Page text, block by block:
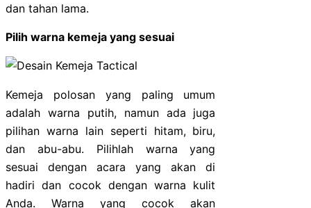
dan tahan lama.
Pilih warna kemeja yang sesuai
Kemeja polosan yang paling umum
adalah warna putih, namun ada juga
pilihan warna lain seperti hitam, biru,
dan abu-abu. Pilihlah warna yang
sesuai dengan acara yang akan di
hadiri dan cocok dengan warna kulit
Anda. Warna yang cocok akan